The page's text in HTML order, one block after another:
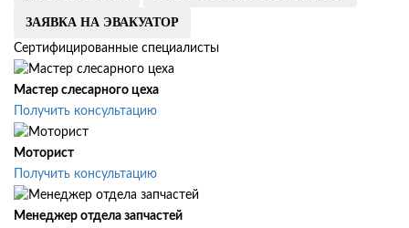
ЗАЯВКА НА ЭВАКУАТОР
Сертифицированные специалисты
Мастер слесарного цеха
Получить консультацию
Моторист
Получить консультацию
Менеджер отдела запчастей